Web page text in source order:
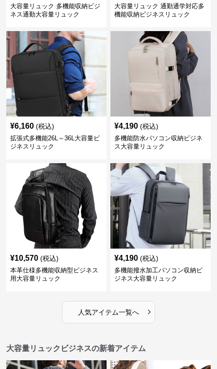
大容量リュック 多機能収納ビジ
ネス通勤大容量リュック
大容量リュック 通勤通学対応多
機能収納ビジネスリュック
¥6,160 (税込)
拡張式多機能26L～36L大容量ビ
ジネスリュック
¥4,190 (税込)
多機能防水パソコン収納ビジネ
ス大容量リュック
¥10,570 (税込)
本革仕様多機能収納型ビジネス
用大容量リュック
¥4,190 (税込)
多機能撥水加工パソコン収納ビ
ジネス大容量リュック
人気アイテム一覧へ ›
大容量リュックビジネスの新着アイテム